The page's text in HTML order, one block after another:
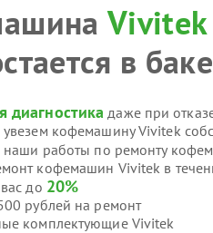
Vivitek
в баке
диагностика даже при
кофемашину Vivitek
наши работы по ремонту
кофемашин Vivitek в
до 20%
рублей на ремонт
комплектующие Vivitek